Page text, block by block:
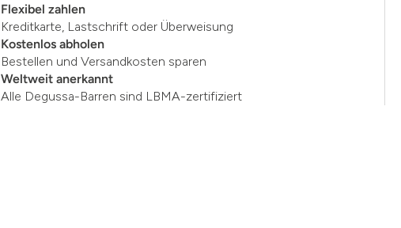
Flexibel zahlen
Kreditkarte, Lastschrift oder Überweisung
Kostenlos abholen
Bestellen und Versandkosten sparen
Weltweit anerkannt
Alle Degussa-Barren sind LBMA-zertifiziert